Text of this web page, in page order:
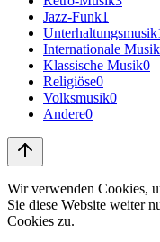
Jazz-Funk1
Unterhaltungsmusik
Internationale Musik
Klassische Musik0
Religiöse0
Volksmusik0
Andere0
Wir verwenden Cookies,
Sie diese Website weiter
Cookies zu.